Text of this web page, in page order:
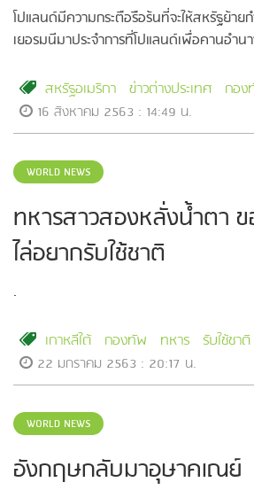
โปแลนด์มีความกระตือรือร้นที่จะให้สหรัฐย้า
เยอรมนีมาประจำการที่โปแลนด์เพื่อคานอำน
สหรัฐอเมริกา ข่าวต่างประเทศ กอ
16 สิงหาคม 2563 : 14:49 น.
WORLD NEWS
ทหารสาวสองหลั่งน้ำตา
ไล่อยากรับใช้ชาติ
.
เกาหลีใต้ กองทัพ ทหาร รับใช้ชาติ
22 มกราคม 2563 : 20:17 น.
WORLD NEWS
อังกฤษกลับมาอุษาคเณย์